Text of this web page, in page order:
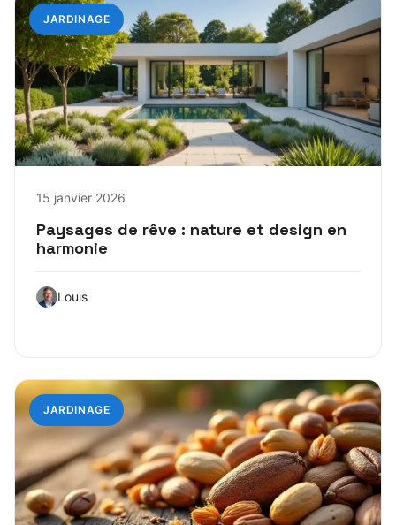
JARDINAGE
15 janvier 2026
Paysages de rêve : nature et design en
harmonie
Louis
JARDINAGE